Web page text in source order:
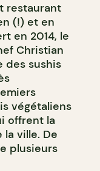
restaurant
(!) et en
en 2014, le
Christian
des sushis
végétaliens
offrent la
ville. De
plusieurs